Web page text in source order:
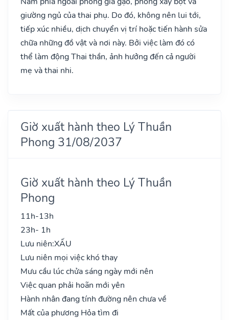
giường ngủ của thai phụ. Do đó, không nên lui tới,
tiếp xúc nhiều, dịch chuyển vị trí hoặc tiến hành sửa
chữa những đồ vật và nơi này. Bởi việc làm đó có
thể làm động Thai thần, ảnh hưởng đến cả người
mẹ và thai nhi.
Giờ xuất hành theo Lý Thuần
Phong 31/08/2037
Giờ xuất hành theo Lý Thuần
Phong
11h-13h
23h- 1h
Lưu niên:XẤU
Lưu niên mọi việc khó thay
Mưu cầu lúc chửa sáng ngày mới nên
Việc quan phải hoãn mới yên
Hành nhân đang tính đường nên chưa về
Mất của phương Hỏa tìm đi